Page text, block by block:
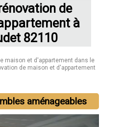
de
à
82110
maison et d'appartement dans le
de maison et d'appartement
aménageables